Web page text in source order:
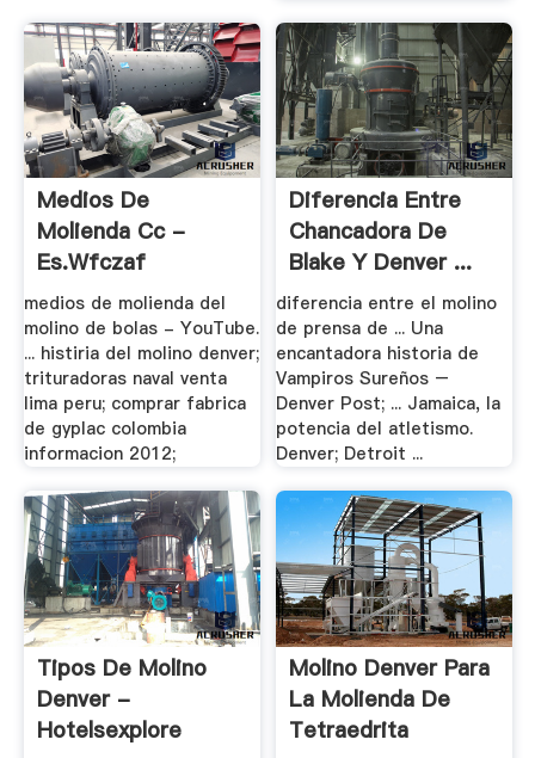
Medios De
Molienda Cc -
Es.wfczaf
medios de molienda del
molino de bolas - YouTube.
... histiria del molino denver;
trituradoras naval venta
lima peru; comprar fabrica
de gyplac colombia
informacion 2012;
Diferencia Entre
Chancadora De
Blake Y Denver ...
diferencia entre el molino
de prensa de ... Una
encantadora historia de
Vampiros Sureños –
Denver Post; ... Jamaica, la
potencia del atletismo.
Denver; Detroit ...
Tipos De Molino
Denver -
Hotelsexplore
Molino Denver Para
La Molienda De
Tetraedrita